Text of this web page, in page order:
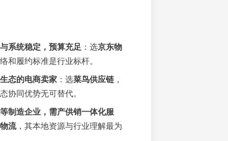
系统稳定，预算充足 ：选京东物
和履约标准是行业标杆。
态的电商卖家：选菜鸟供应链，
协同优势无可替代。
制造企业，需产供销一体化服
流，其本地资源与行业理解最为